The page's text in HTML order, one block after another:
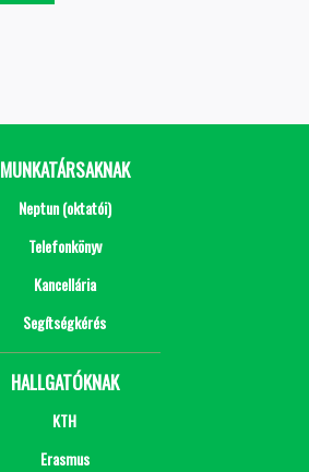
MUNKATÁRSAKNAK
Neptun (oktatói)
Telefonkönyv
Kancellária
Segítségkérés
HALLGATÓKNAK
KTH
Erasmus